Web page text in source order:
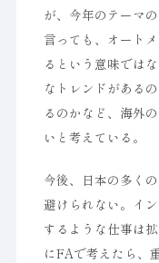
が、今年のテーマ
言っても、オート
るという意味では
なトレンドがある
るのかなど、海外
いと考えている。
今後、日本の多く
避けられない。イ
するような仕事は
にFAで考えたら、